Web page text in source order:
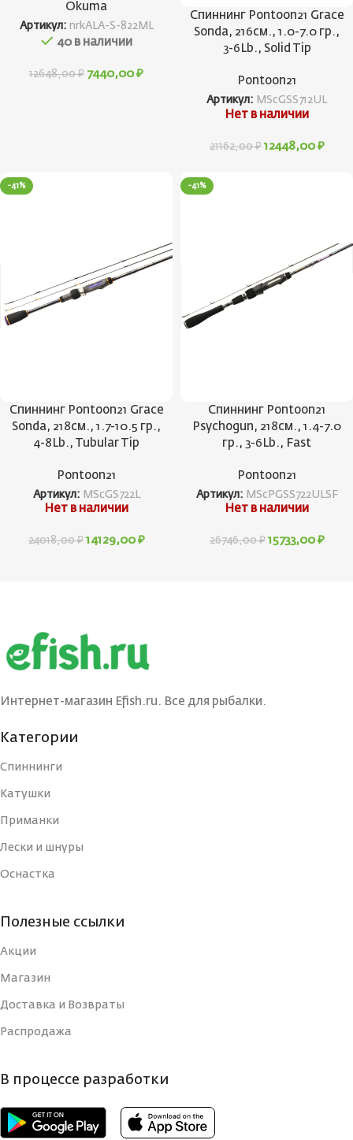
Okuma
Артикул: nrkALA-S-822ML
40 в наличии
12648,00₽ 7440,00 ₽
Спиннинг Pontoon21 Grace
Sonda, 216см., 1.0-7.0 гр.,
3-6Lb., Solid Tip
Pontoon21
Артикул: MScGSS712UL
Нет в наличии
21162,00₽ 12448,00 ₽
-41%
Спиннинг Pontoon21 Grace
Sonda, 218см., 1.7-10.5 гр.,
4-8Lb., Tubular Tip
Pontoon21
Артикул: MScGS722L
Нет в наличии
24018,00₽ 14129,00 ₽
-41%
Спиннинг Pontoon21
Psychogun, 218см., 1.4-7.0
гр., 3-6Lb., Fast
Pontoon21
Артикул: MScPGSS722ULSF
Нет в наличии
26746,00₽ 15733,00 ₽
Интернет-магазин Efish.ru. Все для рыбалки.
Категории
Спиннинги
Катушки
Приманки
Лески и шнуры
Оснастка
Полезные ссылки
Акции
Магазин
Доставка и Возвраты
Распродажа
В процессе разработки